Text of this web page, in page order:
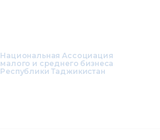
Национальная Ассоциация
малого и среднего бизнеса
Республики Таджикистан